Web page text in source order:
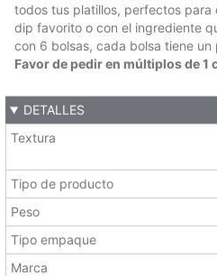
todos tus platillos, perfectos
dip favorito o con el ingrediente
con 6 bolsas, cada bolsa tiene
Favor de pedir en múltiplos de 1
DETALLES
Textura
Tipo de producto
Peso
Tipo empaque
Marca